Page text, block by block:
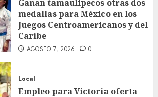
Ganan tamaulipecos otras dos
medallas para México en los
Juegos Centroamericanos y del
Caribe
AGOSTO 7, 2026 0
Local
Empleo para Victoria oferta